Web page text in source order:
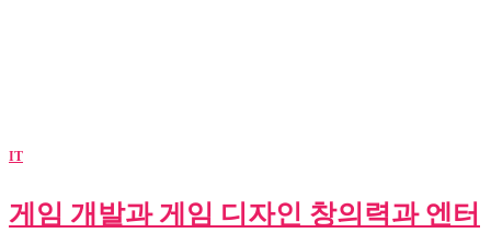
IT
게임 개발과 게임 디자인 창의력과 엔터